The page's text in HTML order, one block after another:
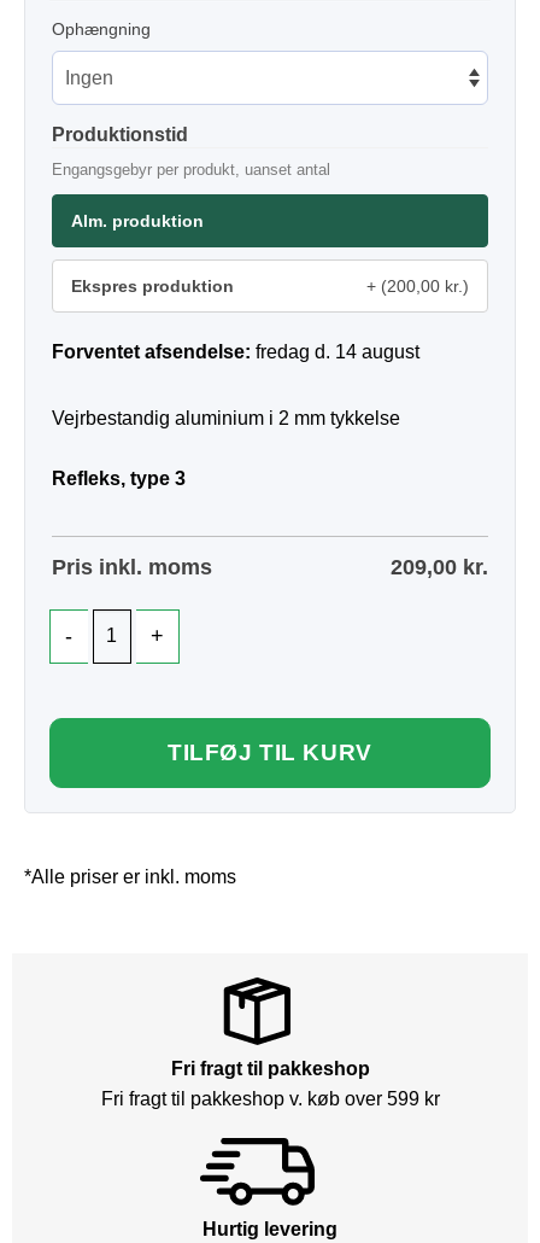
Ophængning
Produktionstid
Engangsgebyr per produkt, uanset antal
Alm. produktion
Ekspres produktion (200,00 kr.)
Forventet afsendelse: fredag d. 14 august
Vejrbestandig aluminium i 2 mm tykkelse
Refleks, type 3
Pris inkl. moms 209,00 kr.
TILFØJ TIL KURV
*Alle priser er inkl. moms
Fri fragt til pakkeshop
Fri fragt til pakkeshop v. køb over 599 kr
Hurtig levering